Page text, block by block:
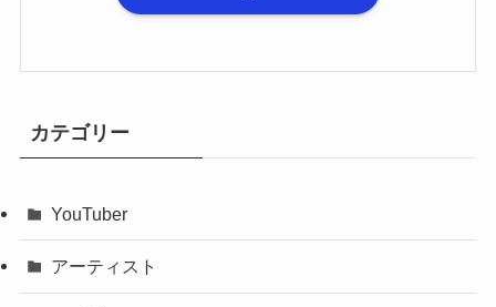
カテゴリー
YouTuber
アーティスト